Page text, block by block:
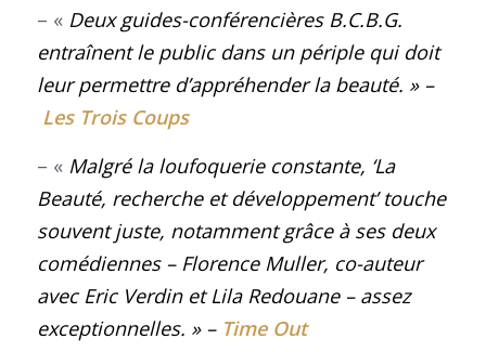
– « Deux guides-conférencières B.C.B.G.
entraînent le public dans un périple qui doit
leur permettre d’appréhender la beauté. »–
Les Trois Coups
– « Malgré la loufoquerie constante, ‘La
Beauté, recherche et développement’ touche
souvent juste, notamment grâce à ses deux
comédiennes – Florence Muller, co-auteur
avec Eric Verdin et Lila Redouane – assez
exceptionnelles. » – Time Out